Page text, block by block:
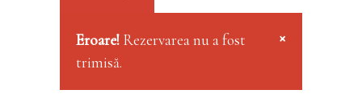
×
Eroare! Rezervarea nu a fost
trimisă.